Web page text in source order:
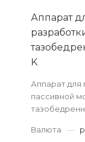
Аппарат
K
Аппарат для
пассивной
Валюта —